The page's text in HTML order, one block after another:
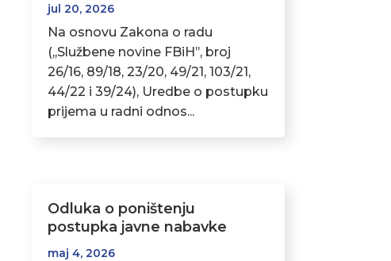
jul 20, 2026
Na osnovu Zakona o radu
(,,Službene novine FBiH’’, broj
26/16, 89/18, 23/20, 49/21, 103/21,
44/22 i 39/24), Uredbe o postupku
prijema u radni odnos...
Odluka o poništenju
postupka javne nabavke
maj 4, 2026